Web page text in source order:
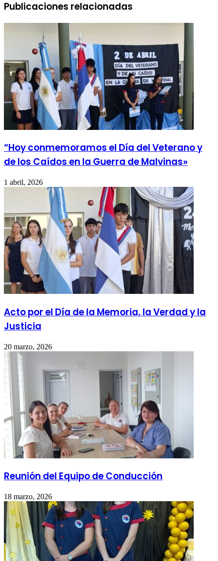
Publicaciones relacionadas
“Hoy conmemoramos el Día del Veterano y
de los Caídos en la Guerra de Malvinas»
1 abril, 2026
Acto por el Día de la Memoria, la Verdad y la
Justicia
20 marzo, 2026
Reunión del Equipo de Conducción
18 marzo, 2026